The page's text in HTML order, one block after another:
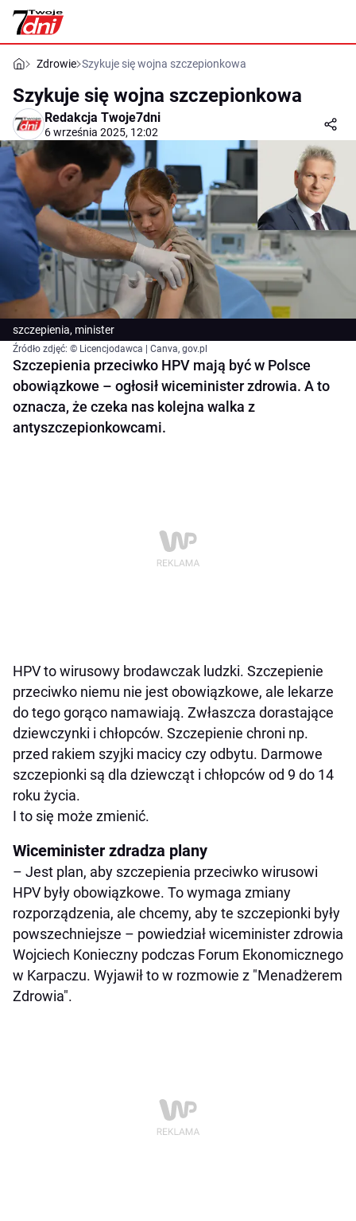
Zdrowie Szykuje się wojna szczepionkowa
Szykuje się wojna szczepionkowa
Redakcja Twoje7dni
6 września 2025, 12:02
szczepienia, minister
Źródło zdjęć: © Licencjodawca | Canva, gov.pl
Szczepienia przeciwko HPV mają być w Polsce
obowiązkowe – ogłosił wiceminister zdrowia. A to
oznacza, że czeka nas kolejna walka z
antyszczepionkowcami.
HPV to wirusowy brodawczak ludzki. Szczepienie
przeciwko niemu nie jest obowiązkowe, ale lekarze
do tego gorąco namawiają. Zwłaszcza dorastające
dziewczynki i chłopców. Szczepienie chroni np.
przed rakiem szyjki macicy czy odbytu. Darmowe
szczepionki są dla dziewcząt i chłopców od 9 do 14
roku życia.
I to się może zmienić.
Wiceminister zdradza plany
– Jest plan, aby szczepienia przeciwko wirusowi
HPV były obowiązkowe. To wymaga zmiany
rozporządzenia, ale chcemy, aby te szczepionki były
powszechniejsze – powiedział wiceminister zdrowia
Wojciech Konieczny podczas Forum Ekonomicznego
w Karpaczu. Wyjawił to w rozmowie z "Menadżerem
Zdrowia".